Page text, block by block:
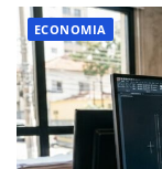
ECONOMIA